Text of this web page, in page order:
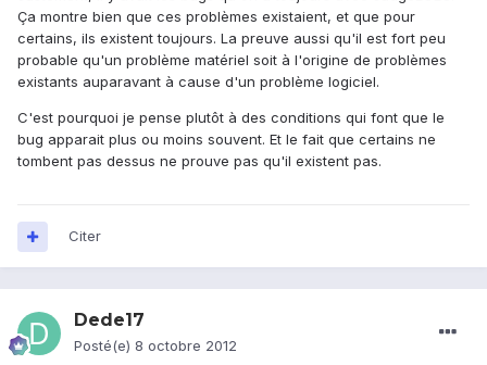
Ça montre bien que ces problèmes existaient, et que pour
certains, ils existent toujours. La preuve aussi qu'il est fort peu
probable qu'un problème matériel soit à l'origine de problèmes
existants auparavant à cause d'un problème logiciel.
C'est pourquoi je pense plutôt à des conditions qui font que le
bug apparait plus ou moins souvent. Et le fait que certains ne
tombent pas dessus ne prouve pas qu'il existent pas.
Citer
Dede17
Posté(e) 8 octobre 2012